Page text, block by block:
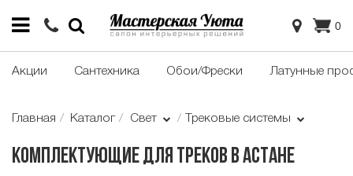
0
Акции Сантехника Обои/Фрески Латунные
Главная Каталог Свет Трековые системы
Комплектующие для треков в Астане